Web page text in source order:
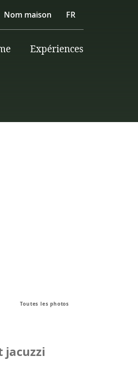
Nom maison FR
Expériences
Toutes les photos
jacuzzi